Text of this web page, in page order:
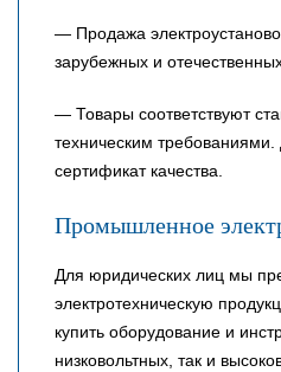
— Продажа
зарубежных и
— Товары соответствуют
техническим требованиями.
сертификат качества.
Промышленное
Для юридических лиц мы
электротехническую
купить оборудование и
низковольтных, так и